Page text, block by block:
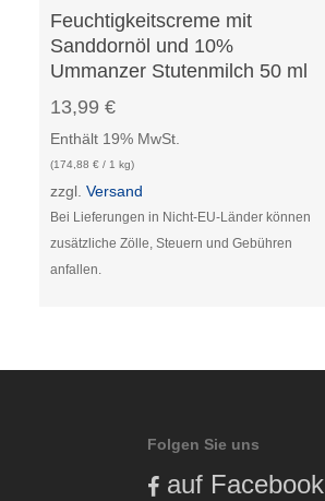
In Den Warenkorb
Feuchtigkeitscreme mit
Sanddornöl und 10%
Ummanzer Stutenmilch 50 ml
13,99 €
Enthält 19% MwSt.
(174,88 €/ 1 kg)
zzgl. Versand
Bei Lieferungen in Nicht-EU-Länder können
zusätzliche Zölle, Steuern und Gebühren
anfallen.
Folgen Sie uns
auf Facebook